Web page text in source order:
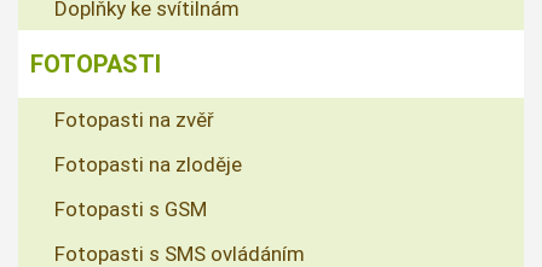
Doplňky ke svítilnám
FOTOPASTI
Fotopasti na zvěř
Fotopasti na zloděje
Fotopasti s GSM
Fotopasti s SMS ovládáním